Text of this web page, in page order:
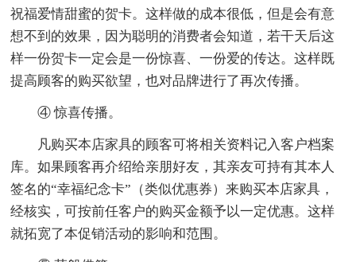
祝福爱情甜蜜的贺卡。这样做的成本很低，但是会有意
想不到的效果，因为聪明的消费者会知道，若干天后这
样一份贺卡一定会是一份惊喜、一份爱的传达。这样既
提高顾客的购买欲望，也对品牌进行了再次传播。
④ 惊喜传播。
凡购买本店家具的顾客可将相关资料记入客户档案
库。如果顾客再介绍给亲朋好友，其亲友可持有其本人
签名的“幸福纪念卡”（类似优惠券）来购买本店家具，
经核实，可按前任客户的购买金额予以一定优惠。这样
就拓宽了本促销活动的影响和范围。